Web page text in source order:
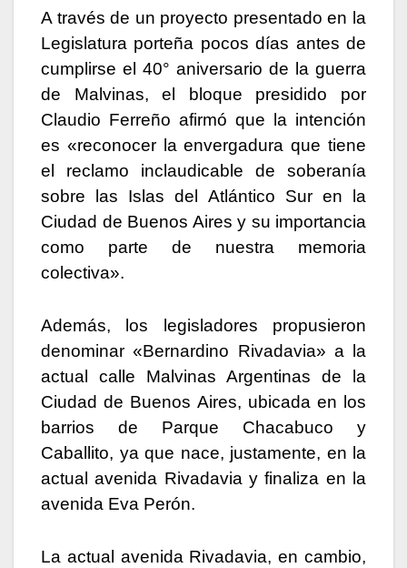
A través de un proyecto presentado en la
Legislatura porteña pocos días antes de
cumplirse el 40° aniversario de la guerra
de Malvinas, el bloque presidido por
Claudio Ferreño afirmó que la intención
es «reconocer la envergadura que tiene
el reclamo inclaudicable de soberanía
sobre las Islas del Atlántico Sur en la
Ciudad de Buenos Aires y su importancia
como parte de nuestra memoria
colectiva».
Además, los legisladores propusieron
denominar «Bernardino Rivadavia» a la
actual calle Malvinas Argentinas de la
Ciudad de Buenos Aires, ubicada en los
barrios de Parque Chacabuco y
Caballito, ya que nace, justamente, en la
actual avenida Rivadavia y finaliza en la
avenida Eva Perón.
La actual avenida Rivadavia, en cambio,